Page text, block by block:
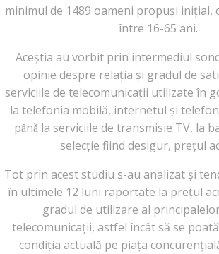
minimul de 1489 oameni propuși inițial,
între 16-65 ani.
Aceștia au vorbit prin intermediul
opinie despre relația și gradul de
serviciile de telecomunicații utilizate în
la telefonia mobilă, internetul și
pȃnǎ la serviciile de transmisie TV, la
selecție fiind desigur, prețul
Tot prin acest studiu s-au analizat și
în ultimele 12 luni raportate la prețul
gradul de utilizare al
telecomunicații, astfel încât să se
condiția actuală pe piața